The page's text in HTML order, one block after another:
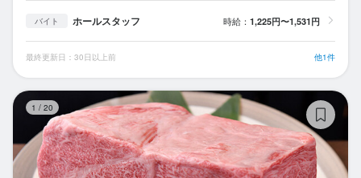
バイト ホールスタッフ 時給： 1,225円〜1,531円
最終更新日：30日以上前 他1件
1 / 20